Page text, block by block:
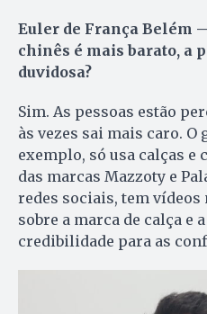
Euler de França Belém
chinês é mais barato, a
duvidosa?
Sim. As pessoas estão
às vezes sai mais caro. O
exemplo, só usa calças e
das marcas Mazzoty e
redes sociais, tem
sobre a marca de calça e
credibilidade para as